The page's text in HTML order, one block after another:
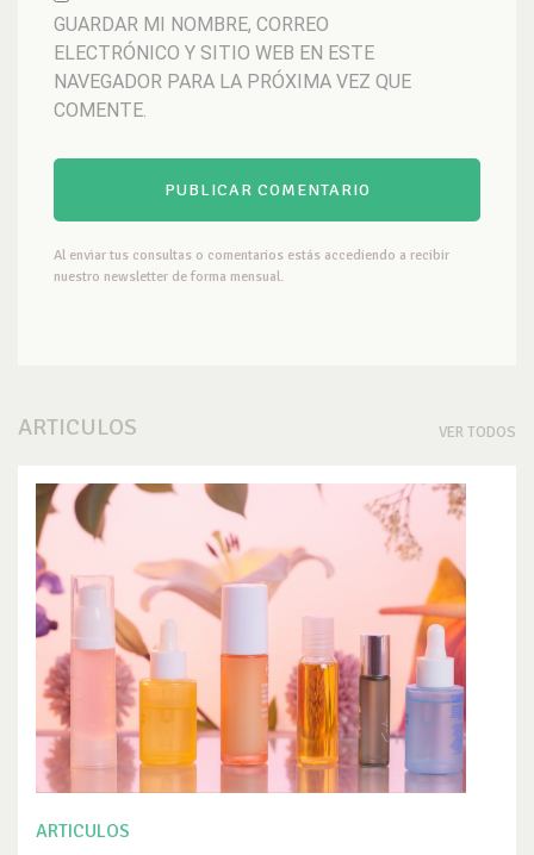
GUARDAR MI NOMBRE, CORREO
ELECTRÓNICO Y SITIO WEB EN ESTE
NAVEGADOR PARA LA PRÓXIMA VEZ QUE
COMENTE.
Al enviar tus consultas o comentarios estás accediendo a recibir
nuestro newsletter de forma mensual.
ARTICULOS VER TODOS
ARTICULOS